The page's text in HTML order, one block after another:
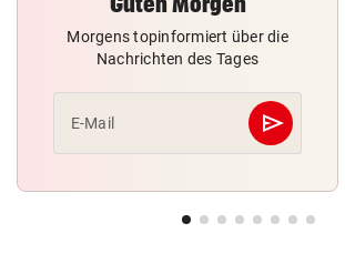
Morgens topinformiert über die
Nachrichten des Tages
E-Mail send
Abschicken